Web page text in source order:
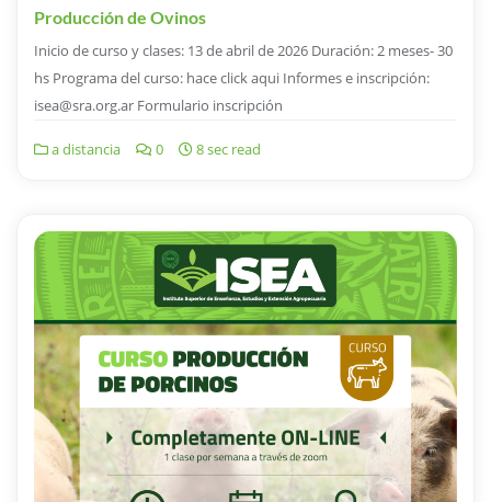
Producción de Ovinos
Inicio de curso y clases: 13 de abril de 2026 Duración: 2 meses- 30
hs Programa del curso: hace click aqui Informes e inscripción:
isea@sra.org.ar Formulario inscripción
a distancia 0 8 sec read